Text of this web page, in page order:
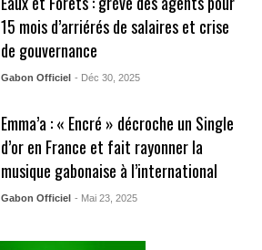
15 mois d’arriérés de salaires et crise
de gouvernance
Gabon Officiel - Déc 30, 2025
Emma’a : « Encré » décroche un Single
d’or en France et fait rayonner la
musique gabonaise à l’international
Gabon Officiel - Mai 23, 2025